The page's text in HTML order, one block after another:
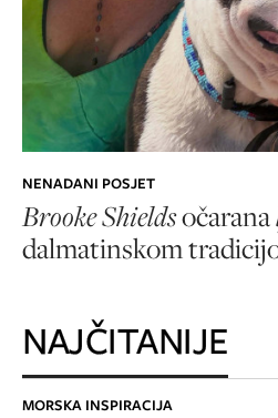
NENADANI POSJET
Brooke Shieldsočarana
dalmatinskom
NAJČITANIJE
MORSKA INSPIRACIJA